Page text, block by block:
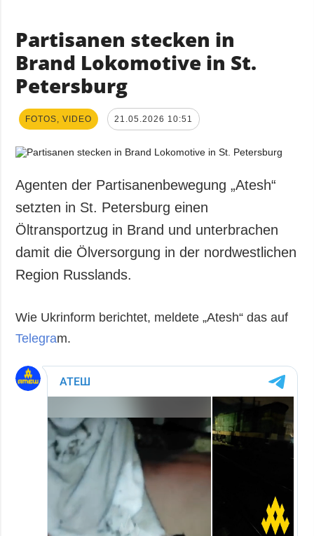
Partisanen stecken in
Brand Lokomotive in St.
Petersburg
FOTOS, VIDEO 21.05.2026 10:51
Agenten der Partisanenbewegung „Atesh“
setzten in St. Petersburg einen
Öltransportzug in Brand und unterbrachen
damit die Ölversorgung in der nordwestlichen
Region Russlands.
Wie Ukrinform berichtet, meldete „Atesh“ das auf
Telegram.